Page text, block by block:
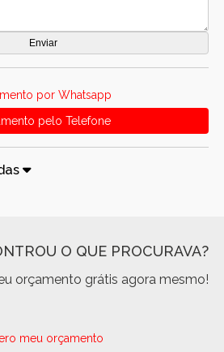
por Whatsapp
pelo Telefone
O QUE PROCURAVA?
orçamento grátis agora mesmo!
meu orçamento